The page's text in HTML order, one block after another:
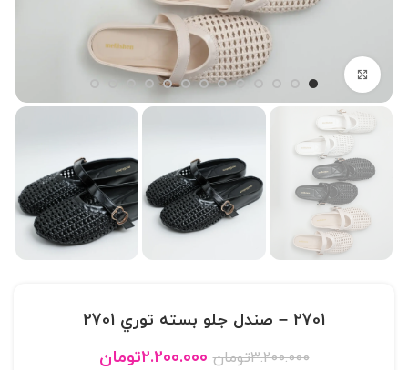
بزرگنمایی تصویر
2701 – صندل جلو بسته توري 2701
۳.۲۰۰.۰۰۰تومان ۲.۲۰۰.۰۰۰تومان